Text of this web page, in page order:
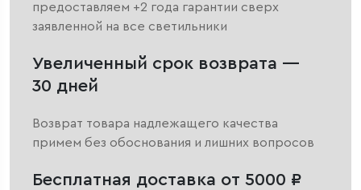
предоставляем +2 года гарантии сверх
заявленной на все светильники
Увеличенный срок возврата —
30 дней
Возврат товара надлежащего качества
примем без обоснования и лишних вопросов
Бесплатная доставка от 5000 ₽